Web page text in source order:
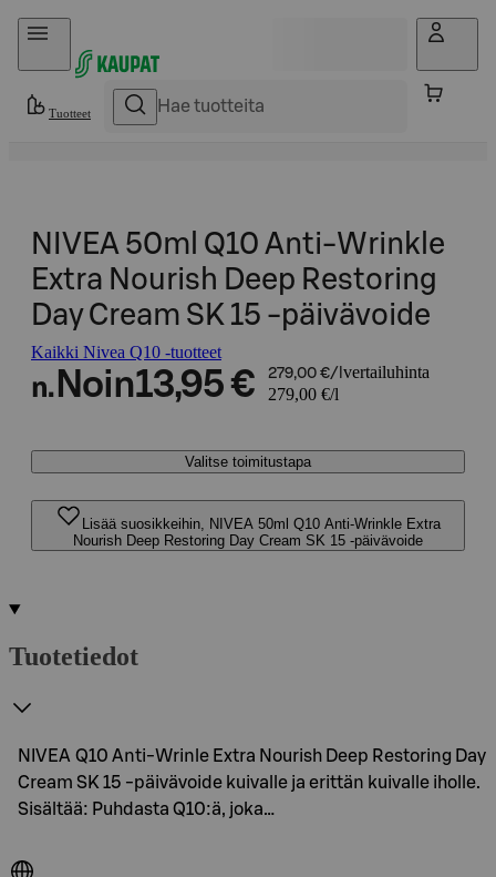
Hyppää sisältöön
Tuotteet
NIVEA 50ml Q10 Anti-Wrinkle
Extra Nourish Deep Restoring
Day Cream SK 15 -päivävoide
Kaikki Nivea Q10 -tuotteet
n. Noin13,95 € 279,00 €/l vertailuhinta
279,00 €/l
Valitse toimitustapa
Lisää suosikkeihin, NIVEA 50ml Q10 Anti-Wrinkle Extra
Nourish Deep Restoring Day Cream SK 15 -päivävoide
Tuotetiedot
NIVEA Q10 Anti-Wrinle Extra Nourish Deep Restoring Day
Cream SK 15 -päivävoide kuivalle ja erittän kuivalle iholle.
Sisältää: Puhdasta Q10:ä, joka…